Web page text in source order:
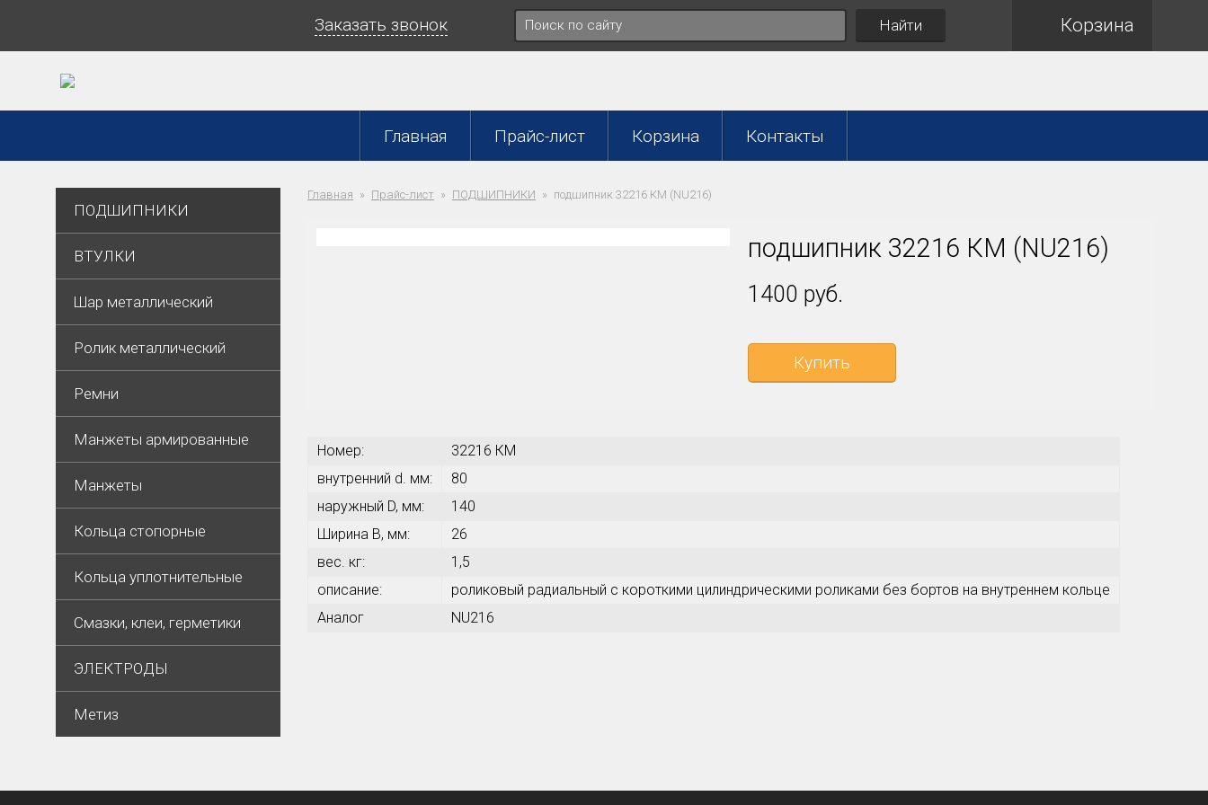
Заказать звонок Найти Корзина
Главная Прайс-лист Корзина Контакты
ПОДШИПНИКИ
ВТУЛКИ
Шар металлический
Ролик металлический
Ремни
Манжеты армированные
Манжеты
Кольца стопорные
Кольца уплотнительные
Смазки, клеи, герметики
ЭЛЕКТРОДЫ
Метиз
Главная Прайс-лист ПОДШИПНИКИ подшипник 32216 КМ (NU216)
подшипник 32216 КМ (NU216)
1400 руб.
Купить
Номер:
32216 КМ
внутренний d. мм:
80
наружный D, мм:
140
Ширина В, мм:
26
вес. кг:
1,5
описание:
роликовый радиальный с короткими цилиндрическими роликами без бортов на внутреннем кольце
Аналог
NU216